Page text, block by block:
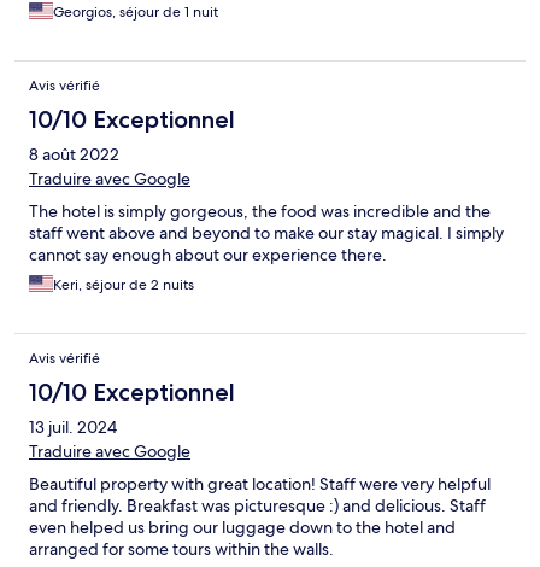
Georgios, séjour de 1 nuit
Avis vérifié
10/10 Exceptionnel
8 août 2022
Traduire avec Google
The hotel is simply gorgeous, the food was incredible and the
staff went above and beyond to make our stay magical. I simply
cannot say enough about our experience there.
Keri, séjour de 2 nuits
Avis vérifié
10/10 Exceptionnel
13 juil. 2024
Traduire avec Google
Beautiful property with great location! Staff were very helpful
and friendly. Breakfast was picturesque :) and delicious. Staff
even helped us bring our luggage down to the hotel and
arranged for some tours within the walls.